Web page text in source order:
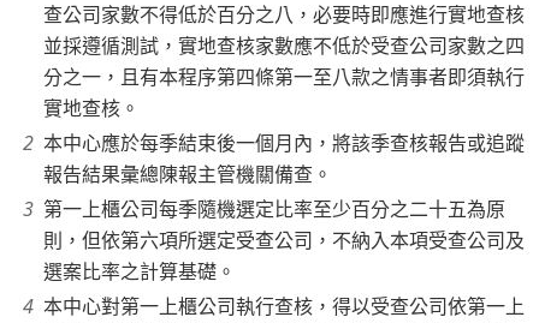
查公司家數不得低於百分之八，必要時即應進行實地查核
並採遵循測試，實地查核家數應不低於受查公司家數之四
分之一，且有本程序第四條第一至八款之情事者即須執行
實地查核。
本中心應於每季結束後一個月內，將該季查核報告或追蹤
報告結果彙總陳報主管機關備查。
第一上櫃公司每季隨機選定比率至少百分之二十五為原
則，但依第六項所選定受查公司，不納入本項受查公司及
選案比率之計算基礎。
本中心對第一上櫃公司執行查核，得以受查公司依第一上